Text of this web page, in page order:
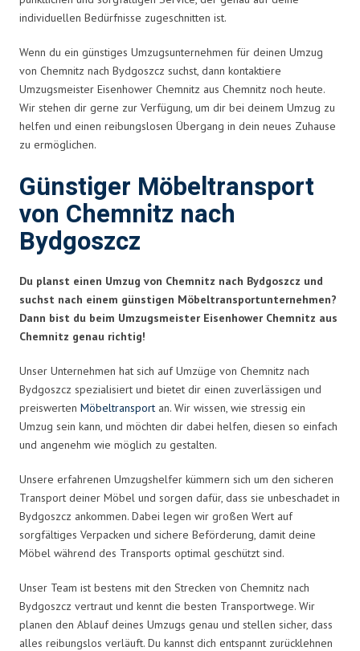
individuellen Bedürfnisse zugeschnitten ist.
Wenn du ein günstiges Umzugsunternehmen für deinen Umzug
von Chemnitz nach Bydgoszcz suchst, dann kontaktiere
Umzugsmeister Eisenhower Chemnitz aus Chemnitz noch heute.
Wir stehen dir gerne zur Verfügung, um dir bei deinem Umzug zu
helfen und einen reibungslosen Übergang in dein neues Zuhause
zu ermöglichen.
Günstiger Möbeltransport
von Chemnitz nach
Bydgoszcz
Du planst einen Umzug von Chemnitz nach Bydgoszcz und
suchst nach einem günstigen Möbeltransportunternehmen?
Dann bist du beim Umzugsmeister Eisenhower Chemnitz aus
Chemnitz genau richtig!
Unser Unternehmen hat sich auf Umzüge von Chemnitz nach
Bydgoszcz spezialisiert und bietet dir einen zuverlässigen und
preiswerten Möbeltransport an. Wir wissen, wie stressig ein
Umzug sein kann, und möchten dir dabei helfen, diesen so einfach
und angenehm wie möglich zu gestalten.
Unsere erfahrenen Umzugshelfer kümmern sich um den sicheren
Transport deiner Möbel und sorgen dafür, dass sie unbeschadet in
Bydgoszcz ankommen. Dabei legen wir großen Wert auf
sorgfältiges Verpacken und sichere Beförderung, damit deine
Möbel während des Transports optimal geschützt sind.
Unser Team ist bestens mit den Strecken von Chemnitz nach
Bydgoszcz vertraut und kennt die besten Transportwege. Wir
planen den Ablauf deines Umzugs genau und stellen sicher, dass
alles reibungslos verläuft. Du kannst dich entspannt zurücklehnen